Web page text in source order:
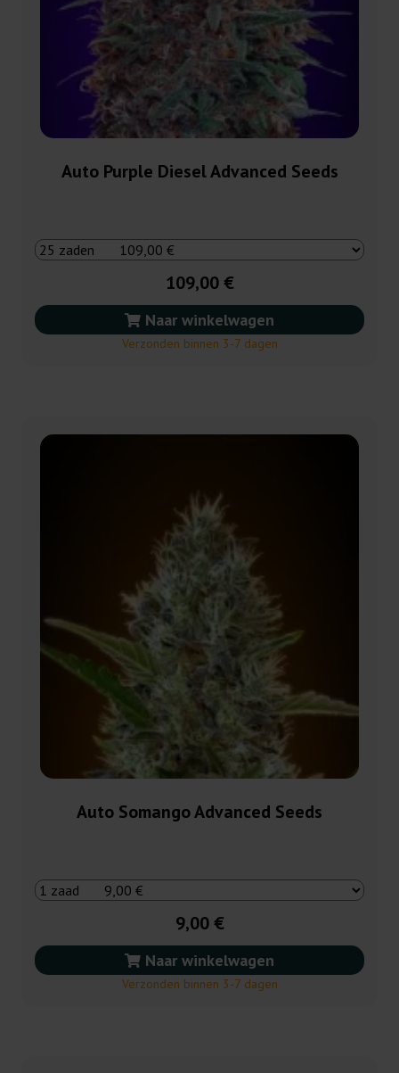
Auto Purple Diesel Advanced Seeds
109,00 €
Naar winkelwagen
Verzonden binnen 3-7 dagen
Auto Somango Advanced Seeds
9,00 €
Naar winkelwagen
Verzonden binnen 3-7 dagen